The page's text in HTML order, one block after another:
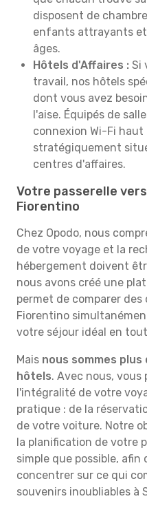
disposent de
enfants attrayants
âges.
Hôtels d'Affaires : Si
travail, nos hôtels
dont vous avez
l'aise. Équipés de
connexion Wi-Fi
stratégiquement
centres d'affaires.
Votre passerelle
Fiorentino
Chez Opodo, nous
de votre voyage et la
hébergement doivent
nous avons créé une
permet de comparer
Fiorentino
votre séjour idéal en
Mais nous sommes
hôtels. Avec nous,
l'intégralité de votre
pratique : de la
de votre voiture. Notre
la planification de votre
simple que possible, afin
concentrer sur ce qui
souvenirs inoubliables à